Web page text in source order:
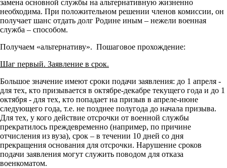
замена основной службы на альтернативную жизненно
необходима. При положительном решении членов комиссии, он
получает шанс отдать долг Родине иным – нежели военная
служба – способом.
Получаем «альтернативу». Пошаговое прохождение:
Шаг первый. Заявление в срок.
Большое значение имеют сроки подачи заявления: до 1 апреля -
для тех, кто призывается в октябре-декабре текущего года и до 1
октября - для тех, кто попадает на призыв в апреле-июне
следующего года, т.е. не позднее полугода до начала призыва.
Для тех, у кого действие отсрочки от военной службы
прекратилось преждевременно (например, по причине
отчисления из вуза), срок – в течении 10 дней со дня
прекращения основания для отсрочки. Нарушение сроков
подачи заявления могут служить поводом для отказа
военкоматом.